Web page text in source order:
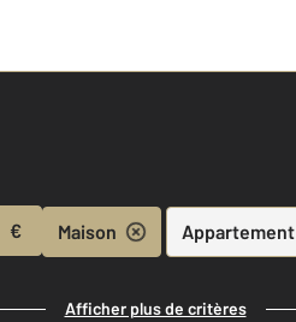
€ Maison Appartement
Afficher plus de critères